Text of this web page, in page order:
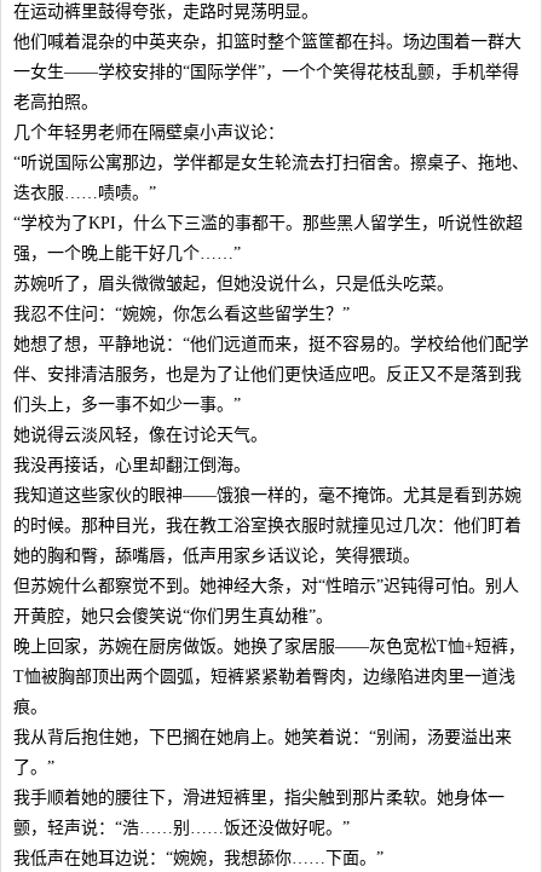
在运动裤里鼓得夸张，走路时晃荡明显。
他们喊着混杂的中英夹杂，扣篮时整个篮筐都在抖。场边围着一群大
一女生——学校安排的“国际学伴”，一个个笑得花枝乱颤，手机举得
老高拍照。
几个年轻男老师在隔壁桌小声议论：
“听说国际公寓那边，学伴都是女生轮流去打扫宿舍。擦桌子、拖地、
迭衣服……啧啧。”
“学校为了KPI，什么下三滥的事都干。那些黑人留学生，听说性欲超
强，一个晚上能干好几个……”
苏婉听了，眉头微微皱起，但她没说什么，只是低头吃菜。
我忍不住问：“婉婉，你怎么看这些留学生？”
她想了想，平静地说：“他们远道而来，挺不容易的。学校给他们配学
伴、安排清洁服务，也是为了让他们更快适应吧。反正又不是落到我
们头上，多一事不如少一事。”
她说得云淡风轻，像在讨论天气。
我没再接话，心里却翻江倒海。
我知道这些家伙的眼神——饿狼一样的，毫不掩饰。尤其是看到苏婉
的时候。那种目光，我在教工浴室换衣服时就撞见过几次：他们盯着
她的胸和臀，舔嘴唇，低声用家乡话议论，笑得猥琐。
但苏婉什么都察觉不到。她神经大条，对“性暗示”迟钝得可怕。别人
开黄腔，她只会傻笑说“你们男生真幼稚”。
晚上回家，苏婉在厨房做饭。她换了家居服——灰色宽松T恤+短裤，
T恤被胸部顶出两个圆弧，短裤紧紧勒着臀肉，边缘陷进肉里一道浅
痕。
我从背后抱住她，下巴搁在她肩上。她笑着说：“别闹，汤要溢出来
了。”
我手顺着她的腰往下，滑进短裤里，指尖触到那片柔软。她身体一
颤，轻声说：“浩……别……饭还没做好呢。”
我低声在她耳边说：“婉婉，我想舔你……下面。”